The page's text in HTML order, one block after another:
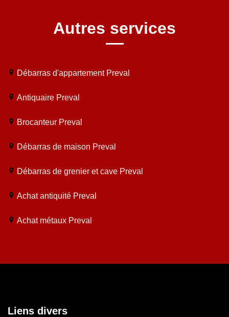
Autres services
Débarras d'appartement Preval
Antiquaire Preval
Brocanteur Preval
Débarras de maison Preval
Débarras de grenier et cave Preval
Achat antiquité Preval
Achat métaux Preval
Liens divers